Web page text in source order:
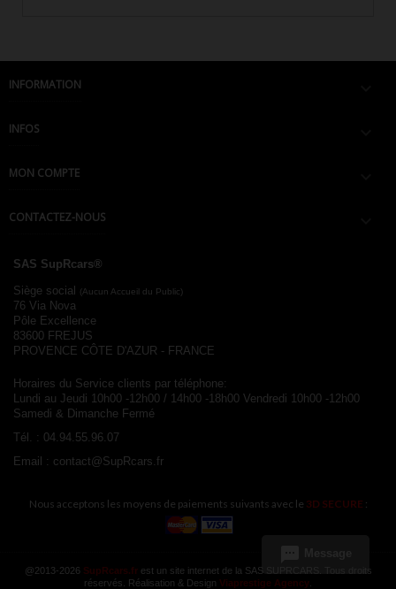
INFORMATION
INFOS
MON COMPTE
CONTACTEZ-NOUS
SAS SupRcars®
Siège social
(Aucun Accueil du Public)
76 Via Nova
Pôle Excellence
83600 FREJUS
PROVENCE CÔTE D'AZUR - FRANCE
Horaires du Service clients par téléphone:
Lundi au Jeudi 10h00 -12h00 / 14h00 -18h00 Vendredi 10h00 -12h00
Samedi & Dimanche Fermé
Tél. : 04.94.55.96.07
Email : contact@SupRcars.fr
Nous acceptons les moyens de paiements suivants avec le 3D SECURE :
@2013-2026 SupRcars.frest un site internet de la SAS SUPRCARS. Tous droits
réservés. Réalisation & Design Viaprestige Agency